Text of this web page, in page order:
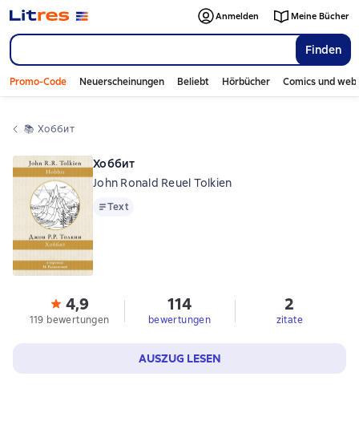
Finden
Anmelden Meine Bücher
Promo-Code Neuerscheinungen Beliebt Hörbücher Comics und
📚 Хоббит
Хоббит
John Ronald Reuel Tolkien
TextText
4,9
119 bewertungen
114
bewertungen
2
zitate
AUSZUG LESEN